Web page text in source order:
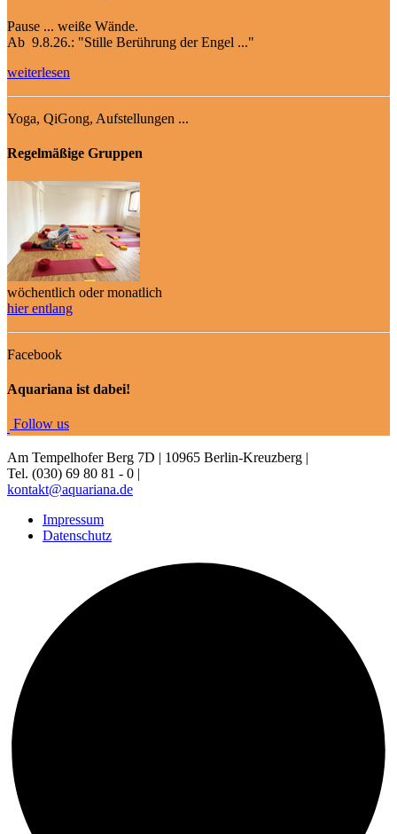
Pause ... weiße Wände.
Ab 9.8.26.: "Stille Berührung der Engel ..."
weiterlesen
Yoga, QiGong, Aufstellungen ...
Regelmäßige Gruppen
wöchentlich oder monatlich
hier entlang
Facebook
Aquariana ist dabei!
Follow us
Am Tempelhofer Berg 7D | 10965 Berlin-Kreuzberg |
Tel. (030) 69 80 81 - 0 |
kontakt@aquariana.de
Impressum
Datenschutz